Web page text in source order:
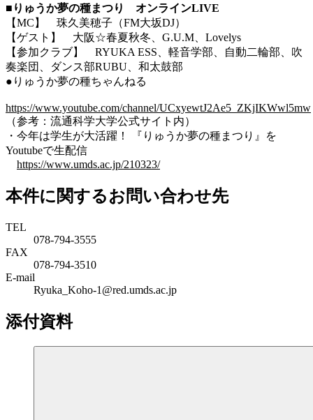
■りゅうか夢の種まつり オンラインLIVE
【MC】 珠久美穂子（FM大坂DJ）
【ゲスト】 大阪☆春夏秋冬、G.U.M、Lovelys
【参加クラブ】 RYUKA ESS、軽音学部、自動二輪部、吹
奏楽団、ダンス部RUBU、和太鼓部
●りゅうか夢の種ちゃんねる
https://www.youtube.com/channel/UCxyewtJ2Ae5_ZKjIKWwl5mw
（参考：流通科学大学公式サイト内）
・今年は学生が大活躍！ 『りゅうか夢の種まつり』を
Youtubeで生配信
https://www.umds.ac.jp/210323/
本件に関するお問い合わせ先
TEL
078-794-3555
FAX
078-794-3510
E-mail
Ryuka_Koho-1@red.umds.ac.jp
添付資料